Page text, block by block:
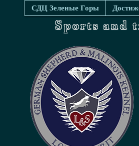
СДЦ Зеленые Горы
Sports and